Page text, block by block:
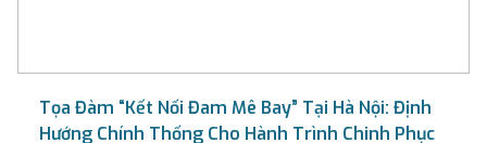
Tọa Đàm “Kết Nối Đam Mê Bay” Tại Hà Nội: Định
Hướng Chính Thống Cho Hành Trình Chinh Phục